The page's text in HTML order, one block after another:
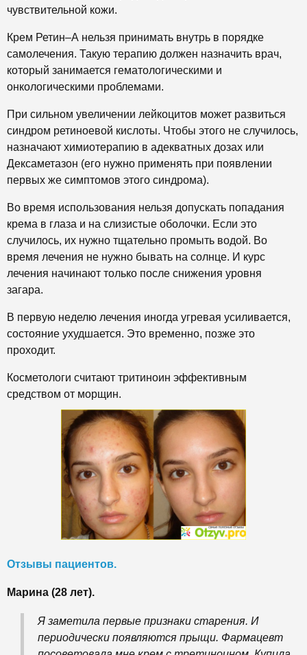
чувствительной кожи.
Крем Ретин–А нельзя принимать внутрь в порядке
самолечения. Такую терапию должен назначить врач,
который занимается гематологическими и
онкологическими проблемами.
При сильном увеличении лейкоцитов может развиться
синдром ретиноевой кислоты. Чтобы этого не случилось,
назначают химиотерапию в адекватных дозах или
Дексаметазон (его нужно применять при появлении
первых же симптомов этого синдрома).
Во время использования нельзя допускать попадания
крема в глаза и на слизистые оболочки. Если это
случилось, их нужно тщательно промыть водой. Во
время лечения не нужно бывать на солнце. И курс
лечения начинают только после снижения уровня
загара.
В первую неделю лечения иногда угревая усиливается,
состояние ухудшается. Это временно, позже это
проходит.
Косметологи считают тритиноин эффективным
средством от морщин.
Отзывы пациентов.
Марина (28 лет).
Я заметила первые признаки старения. И
периодически появляются прыщи. Фармацевт